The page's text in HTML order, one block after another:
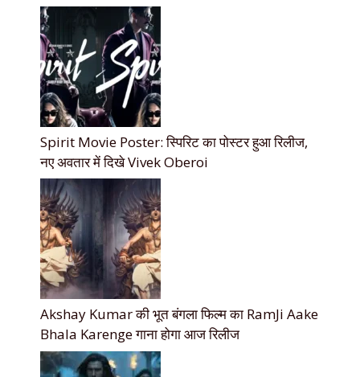
Spirit Movie Poster: स्पिरिट का पोस्टर हुआ रिलीज,
नए अवतार में दिखे Vivek Oberoi
Akshay Kumar की भूत बंगला फिल्म का RamJi Aake
Bhala Karenge गाना होगा आज रिलीज